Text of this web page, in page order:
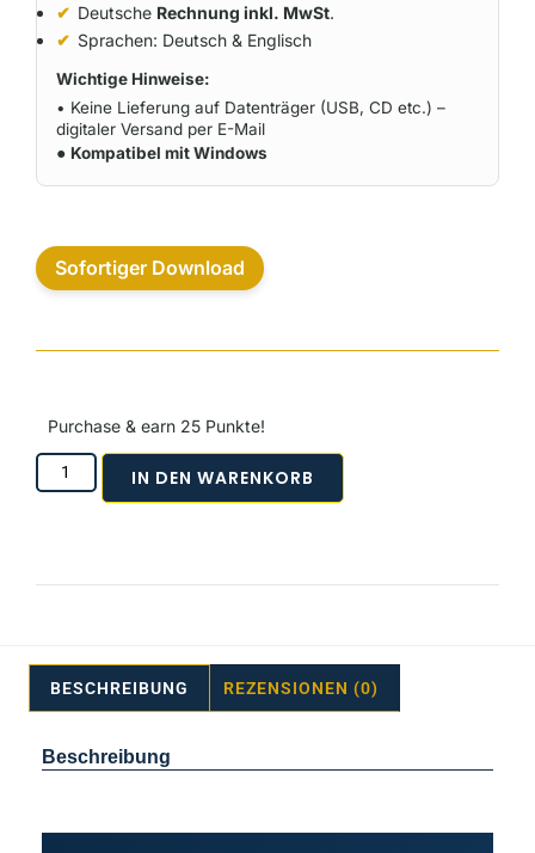
✔ Deutsche Rechnung inkl. MwSt.
✔ Sprachen: Deutsch & Englisch
Wichtige Hinweise:
• Keine Lieferung auf Datenträger (USB, CD etc.) –
digitaler Versand per E-Mail
● Kompatibel mit Windows
Sofortiger Download
Purchase & earn 25 Punkte!
IN DEN WARENKORB
BESCHREIBUNG REZENSIONEN (0)
Beschreibung